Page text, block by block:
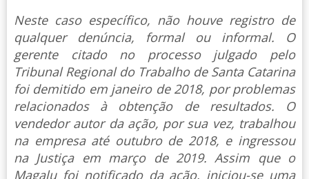
Neste caso específico, não houve registro de
qualquer denúncia, formal ou informal. O
gerente citado no processo julgado pelo
Tribunal Regional do Trabalho de Santa Catarina
foi demitido em janeiro de 2018, por problemas
relacionados à obtenção de resultados. O
vendedor autor da ação, por sua vez, trabalhou
na empresa até outubro de 2018, e ingressou
na Justiça em março de 2019. Assim que o
Magalu foi notificado da ação, iniciou-se uma